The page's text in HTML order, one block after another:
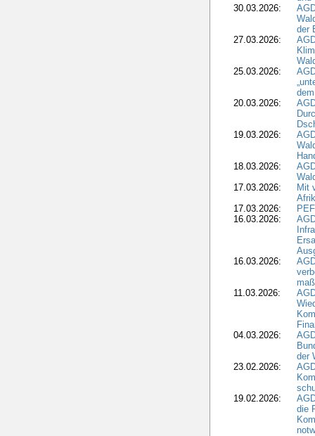
30.03.2026:
der
27.03.2026:
25.03.2026:
20.03.2026:
19.03.2026:
18.03.2026:
17.03.2026:
Mit
17.03.2026:
16.03.2026:
16.03.2026:
11.03.2026:
04.03.2026:
der
23.02.2026:
19.02.2026:
die